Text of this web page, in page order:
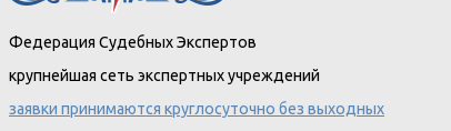
Федерация Судебных Экспертов
крупнейшая сеть экспертных учреждений
заявки принимаются круглосуточно без выходных